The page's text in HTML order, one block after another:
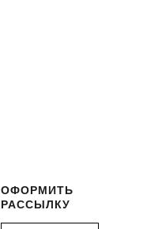
ОФОРМИТЬ
РАССЫЛКУ